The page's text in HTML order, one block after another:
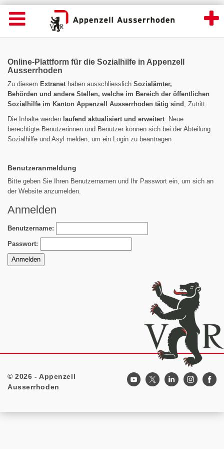
sozialhilfe.ar.ch - Appenzell Ausserrhoden
Wichtige
Seiten
Home
Kontakt
Metanavigation
Navigation öffnen
Inhalt
Online-Plattform für die Sozialhilfe in Appenzell
Ausserrhoden
Zu diesem Extranet haben ausschliesslich Sozialämter,
Behörden und andere Stellen, welche im Bereich der öffentlichen
Sozialhilfe im Kanton Appenzell Ausserrhoden tätig sind , Zutritt.
Die Inhalte werden laufend aktualisiert und erweitert . Neue
berechtigte Benutzerinnen und Benutzer können sich bei der Abteilung
Sozialhilfe und Asyl melden, um ein Login zu beantragen.
Benutzeranmeldung
Bitte geben Sie Ihren Benutzernamen und Ihr Passwort ein, um sich an
der Website anzumelden.
Anmelden
Benutzername:
Passwort:
Footer
© 2026 - Appenzell
Ausserrhoden